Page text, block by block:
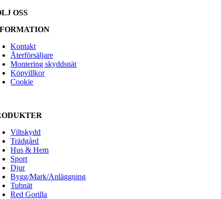
OSS
Kontakt
Återförsäljare
Montering skyddsnät
Köpvillkor
Cookie
Viltskydd
Trädgård
Hus & Hem
Sport
Djur
Bygg/Mark/Anläggning
Tubnät
Red Gorilla